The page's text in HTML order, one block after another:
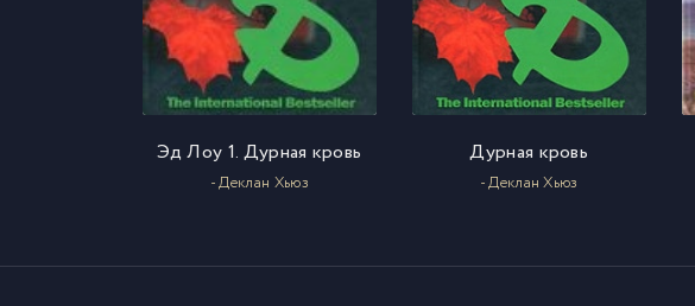
Эд Лоу 1. Дурная кровь
- Деклан Хьюз
Дурная кровь
- Деклан Хьюз